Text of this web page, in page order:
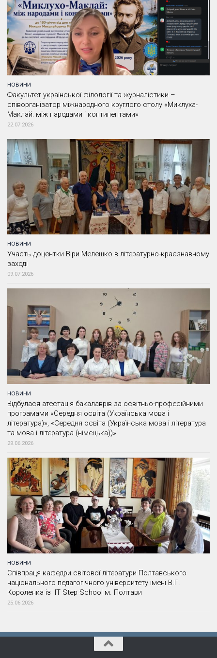
НОВИНИ
Факультет української філології та журналістики –
співорганізатор міжнародного круглого столу «Миклуха-
Маклай: між народами і континентами»
22.07.2026
НОВИНИ
Участь доцентки Віри Мелешко в літературно-краєзнавчому
заході
09.07.2026
НОВИНИ
Відбулася атестація бакалаврів за освітньо-професійними
програмами «Середня освіта (Українська мова і
література)», «Середня освіта (Українська мова і література
та мова і література (німецька))»
29.06.2026
НОВИНИ
Співпраця кафедри світової літератури Полтавського
національного педагогічного університету імені В.Г.
Короленка із IT Step School м. Полтави
25.06.2026